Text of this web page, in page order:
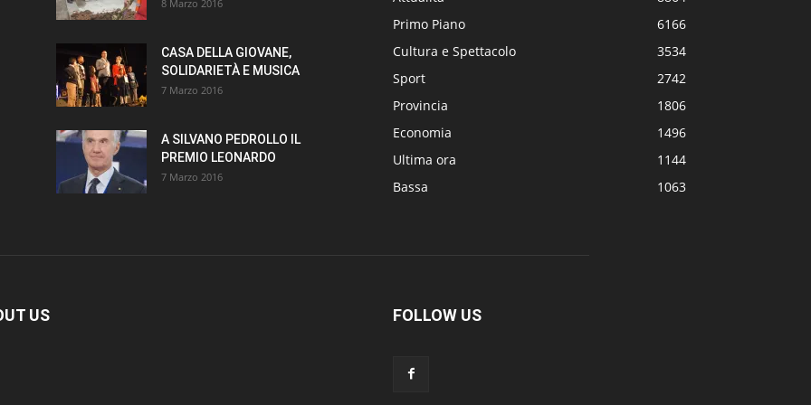
8 Marzo 2016
CASA DELLA GIOVANE,
SOLIDARIETÀ E MUSICA
7 Marzo 2016
A SILVANO PEDROLLO IL
PREMIO LEONARDO
7 Marzo 2016
Primo Piano
6166
Cultura e Spettacolo
3534
Sport
2742
Provincia
1806
Economia
1496
Ultima ora
1144
Bassa
1063
US FOLLOW US